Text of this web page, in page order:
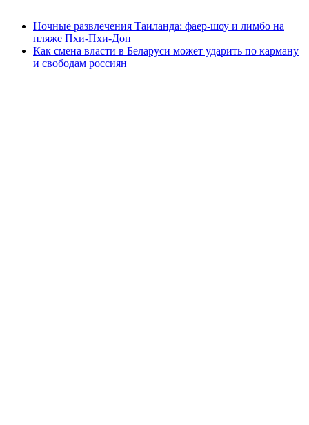
Ночные развлечения Таиланда: фаер-шоу и лимбо на
пляже Пхи-Пхи-Дон
Как смена власти в Беларуси может ударить по карману
и свободам россиян